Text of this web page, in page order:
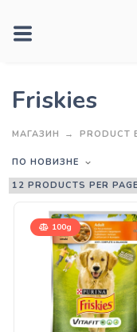
Friskies
МАГАЗИН PRODUCT
ПО НОВИЗНЕ
100g